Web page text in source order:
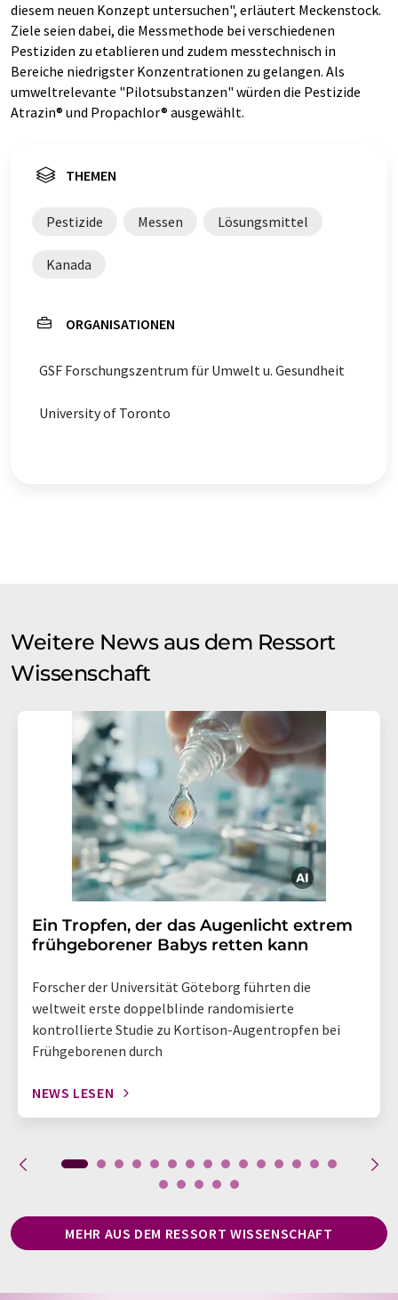
diesem neuen Konzept untersuchen", erläutert Meckenstock.
Ziele seien dabei, die Messmethode bei verschiedenen
Pestiziden zu etablieren und zudem messtechnisch in
Bereiche niedrigster Konzentrationen zu gelangen. Als
umweltrelevante "Pilotsubstanzen" würden die Pestizide
Atrazin® und Propachlor® ausgewählt.
THEMEN
Pestizide Messen Lösungsmittel
Kanada
ORGANISATIONEN
GSF Forschungszentrum für Umwelt u. Gesundheit
University of Toronto
Weitere News aus dem Ressort
Wissenschaft
Ein Tropfen, der das Augenlicht extrem
frühgeborener Babys retten kann
Forscher der Universität Göteborg führten die
weltweit erste doppelblinde randomisierte
kontrollierte Studie zu Kortison-Augentropfen bei
Frühgeborenen durch
NEWS LESEN
MEHR AUS DEM RESSORT WISSENSCHAFT